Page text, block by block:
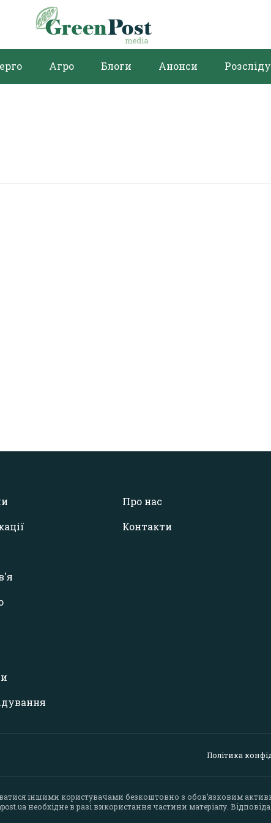
Агро Блоги Анонси
Про нас
Контакти
Політика
іншими користувачами безкоштовно з обов’язковим
необхідне в разі використання частини матеріалу.